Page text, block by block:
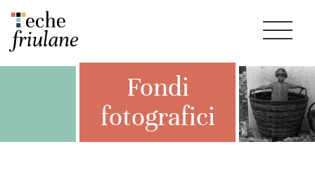
Fondi
fotografici